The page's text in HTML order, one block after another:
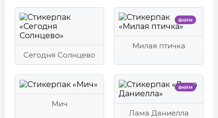
Сегодня Солнцево
аним
Милая птичка
Мич
аним
Лама Даниелла